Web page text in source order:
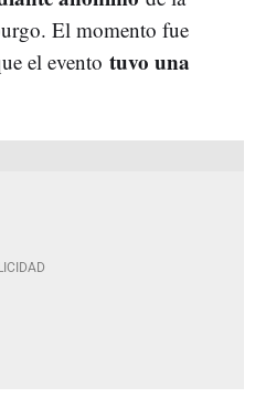
El momento fue
el evento tuvo una